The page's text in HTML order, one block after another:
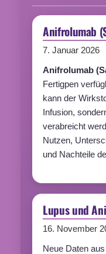
Anifrolumab
7. Januar 2026
Anifrolumab (
Fertigpen
kann der
Infusion,
verabreicht
Nutzen,
und Nachteile
Lupus und
16. November
Neue Daten